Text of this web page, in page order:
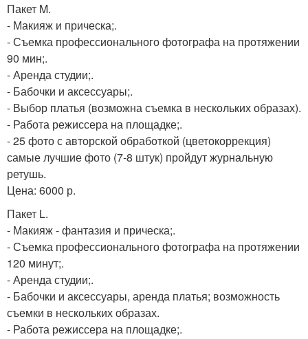
Пакет M.
- Макияж и прическа;.
- Съемка профессионального фотографа на протяжении
90 мин;.
- Аренда студии;.
- Бабочки и аксессуары;.
- Выбор платья (возможна съемка в нескольких образах).
- Работа режиссера на площадке;.
- 25 фото с авторской обработкой (цветокоррекция)
самые лучшие фото (7-8 штук) пройдут журнальную
ретушь.
Цена: 6000 р.
Пакет L.
- Макияж - фантазия и прическа;.
- Съемка профессионального фотографа на протяжении
120 минут;.
- Аренда студии;.
- Бабочки и аксессуары, аренда платья; возможность
съемки в нескольких образах.
- Работа режиссера на площадке;.